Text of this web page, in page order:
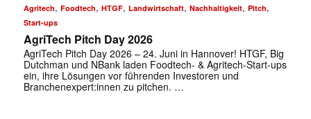
✕
Agritech, Foodtech, HTGF, Landwirtschaft, Nachhaltigkeit, Pitch,
Start-ups
AgriTech Pitch Day 2026
AgriTech Pitch Day 2026 – 24. Juni in Hannover! HTGF, Big
Dutchman und NBank laden Foodtech- & Agritech-Start-ups
ein, ihre Lösungen vor führenden Investoren und
Branchenexpert:innen zu pitchen. …